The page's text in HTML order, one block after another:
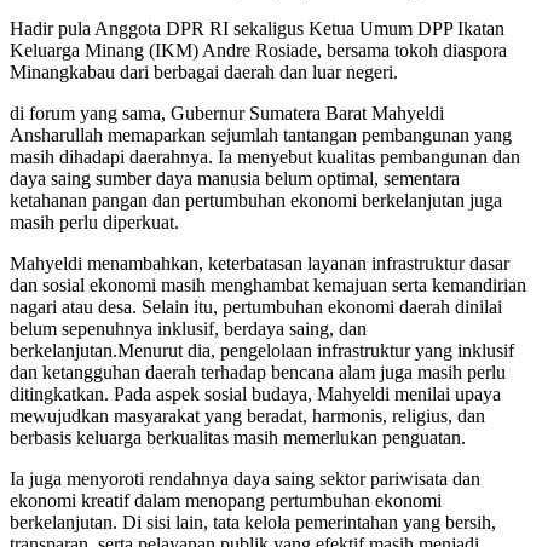
Hadir pula Anggota DPR RI sekaligus Ketua Umum DPP Ikatan
Keluarga Minang (IKM) Andre Rosiade, bersama tokoh diaspora
Minangkabau dari berbagai daerah dan luar negeri.
di forum yang sama, Gubernur Sumatera Barat Mahyeldi
Ansharullah memaparkan sejumlah tantangan pembangunan yang
masih dihadapi daerahnya. Ia menyebut kualitas pembangunan dan
daya saing sumber daya manusia belum optimal, sementara
ketahanan pangan dan pertumbuhan ekonomi berkelanjutan juga
masih perlu diperkuat.
Mahyeldi menambahkan, keterbatasan layanan infrastruktur dasar
dan sosial ekonomi masih menghambat kemajuan serta kemandirian
nagari atau desa. Selain itu, pertumbuhan ekonomi daerah dinilai
belum sepenuhnya inklusif, berdaya saing, dan
berkelanjutan.Menurut dia, pengelolaan infrastruktur yang inklusif
dan ketangguhan daerah terhadap bencana alam juga masih perlu
ditingkatkan. Pada aspek sosial budaya, Mahyeldi menilai upaya
mewujudkan masyarakat yang beradat, harmonis, religius, dan
berbasis keluarga berkualitas masih memerlukan penguatan.
Ia juga menyoroti rendahnya daya saing sektor pariwisata dan
ekonomi kreatif dalam menopang pertumbuhan ekonomi
berkelanjutan. Di sisi lain, tata kelola pemerintahan yang bersih,